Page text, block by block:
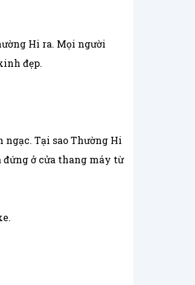
Hi ra. Mọi người
đẹp.
ngạc. Tại sao Thường Hi
ở cửa thang máy từ